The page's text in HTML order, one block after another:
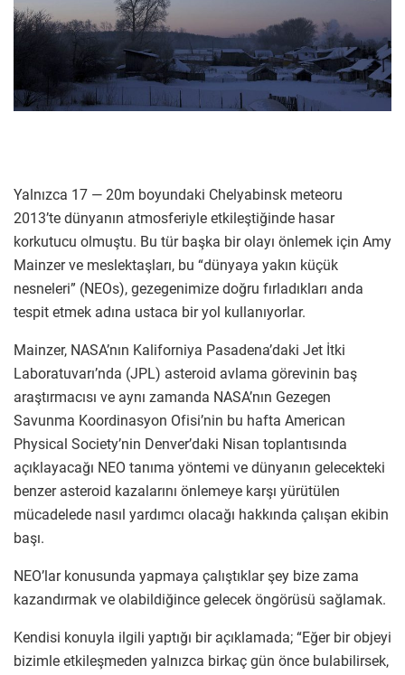
Yalnızca 17 — 20m boyundaki Chelyabinsk meteoru
2013’te dünyanın atmosferiyle etkileştiğinde hasar
korkutucu olmuştu. Bu tür başka bir olayı önlemek için Amy
Mainzer ve meslektaşları, bu “dünyaya yakın küçük
nesneleri” (NEOs), gezegenimize doğru fırladıkları anda
tespit etmek adına ustaca bir yol kullanıyorlar.
Mainzer, NASA’nın Kaliforniya Pasadena’daki Jet İtki
Laboratuvarı’nda (JPL) asteroid avlama görevinin baş
araştırmacısı ve aynı zamanda NASA’nın Gezegen
Savunma Koordinasyon Ofisi’nin bu hafta American
Physical Society’nin Denver’daki Nisan toplantısında
açıklayacağı NEO tanıma yöntemi ve dünyanın gelecekteki
benzer asteroid kazalarını önlemeye karşı yürütülen
mücadelede nasıl yardımcı olacağı hakkında çalışan ekibin
başı.
NEO’lar konusunda yapmaya çalıştıklar şey bize zama
kazandırmak ve olabildiğince gelecek öngörüsü sağlamak.
Kendisi konuyla ilgili yaptığı bir açıklamada; “Eğer bir objeyi
bizimle etkileşmeden yalnızca birkaç gün önce bulabilirsek,